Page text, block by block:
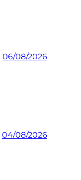
06/08/2026
04/08/2026